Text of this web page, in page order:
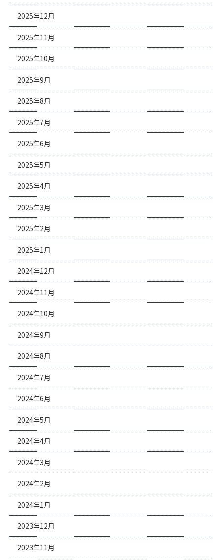
2025年12月
2025年11月
2025年10月
2025年9月
2025年8月
2025年7月
2025年6月
2025年5月
2025年4月
2025年3月
2025年2月
2025年1月
2024年12月
2024年11月
2024年10月
2024年9月
2024年8月
2024年7月
2024年6月
2024年5月
2024年4月
2024年3月
2024年2月
2024年1月
2023年12月
2023年11月